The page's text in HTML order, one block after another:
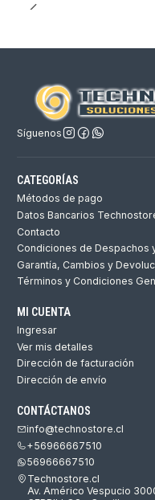
Síguenos
CATEGORÍAS
Métodos de pago
Datos Bancarios
Contacto
Condiciones de Despachos
Garantía, Cambios y
Términos y Condiciones
MI CUENTA
Ingresar
Ver mis detalles
Dirección de facturación
Dirección de envío
CONTÁCTANOS
info@technostore.cl
+56966667510
56966667510
Technostore.cl
Av. Américo Vespucio